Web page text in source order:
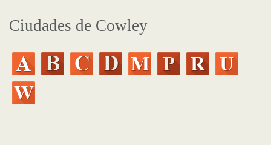
Ciudades de Cowley